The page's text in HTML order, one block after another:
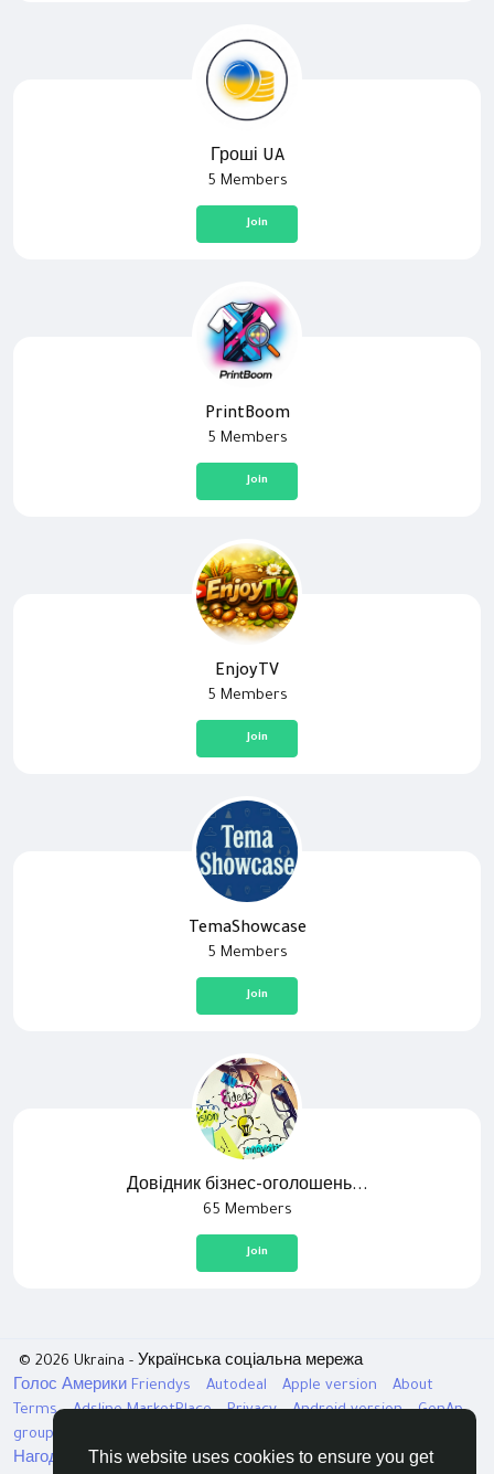
This website uses cookies to ensure you get
Гроші UA
5 Members
Join
PrintBoom
5 Members
Join
EnjoyTV
5 Members
Join
TemaShowcase
5 Members
Join
Довідник бізнес-оголошень...
65 Members
Join
© 2026 Ukraina - Українська соціальна мережа
Голос Америки Friendys Autodeal Apple version
About
Terms
Adsline MarketPlace Privacy Android version
GenAp
group chat
Нагодуйте голодних та безпритульних в Україні
Directory